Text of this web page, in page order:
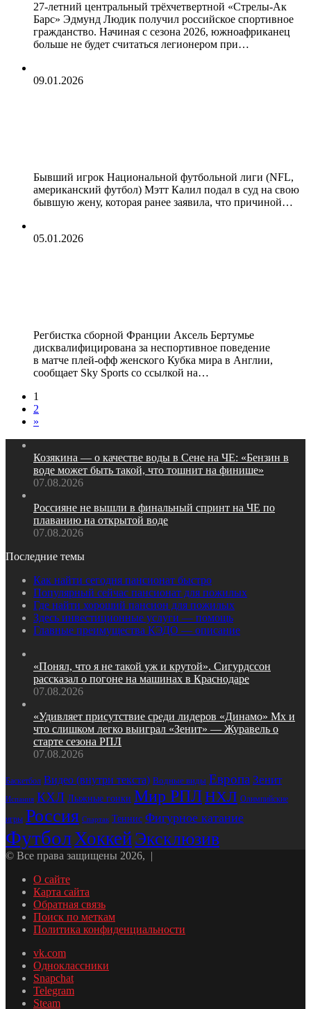
27-летний центральный трёхчетвертной «Стрелы-Ак
Барс» Эдмунд Людик получил российское спортивное
гражданство. Начиная с сезона 2026, южноафриканец
больше не будет считаться легионером при…
09.01.2026
Бывший игрок Национальной футбольной лиги (NFL,
американский футбол) Мэтт Калил подал в суд на свою
бывшую жену, которая ранее заявила, что причиной…
05.01.2026
Регбистка сборной Франции Аксель Бертумье
дисквалифицирована за неспортивное поведение
в матче плей‑офф женского Кубка мира в Англии,
сообщает Sky Sports со ссылкой на…
1
2
»
Козякина — о качестве воды в Сене на ЧЕ: «Бензин в
воде может быть такой, что тошнит на финише»
07.08.2026
Россияне не вышли в финальный спринт на ЧЕ по
плаванию на открытой воде
07.08.2026
Последние темы
Как найти сегодня пансионат быстро
Популярный сейчас пансионат для пожилых
Где найти хороший пансион для пожилых
Здесь инвестиционные услуги — помощь
Главные преимущества КЭДО — описание
«Понял, что я не такой уж и крутой». Сигурдссон
рассказал о погоне на машинах в Краснодаре
07.08.2026
«Удивляет присутствие среди лидеров «Динамо» Мх и
что слишком легко выиграл «Зенит» — Журавель о
старте сезона РПЛ
07.08.2026
Баскетбол Видео (внутри текста) Водные виды Европа Зенит
Испания КХЛ Лыжные гонки Мир РПЛНХЛ Олимпийские
игры Россия Спартак Теннис Фигурное катание
ФутболХоккейЭксклюзив
© Все права защищены 2026, |
О сайте
Карта сайта
Обратная связь
Поиск по меткам
Политика конфиденциальности
vk.com
Одноклассники
Snapchat
Telegram
Steam